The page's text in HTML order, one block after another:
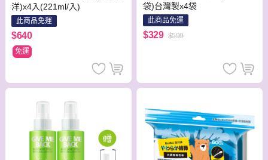
洋)x4入(221ml/入)
此商品免運
$640
免運
袋)台灣製x4袋
此商品免運
$329 $599